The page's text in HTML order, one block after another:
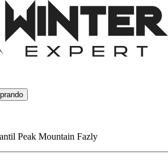
Peak Mountain Fazly